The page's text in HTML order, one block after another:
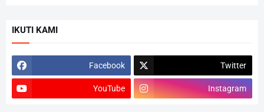
IKUTI KAMI
Facebook Twitter
YouTube Instagram